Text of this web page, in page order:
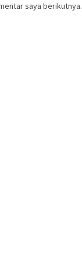
saya berikutnya.